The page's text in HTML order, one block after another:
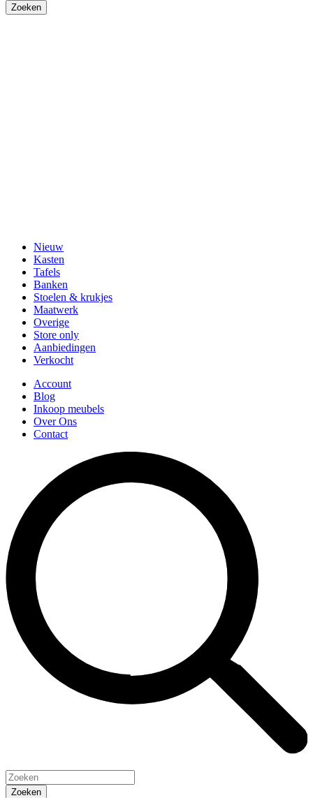
Nieuw
Kasten
Tafels
Banken
Stoelen & krukjes
Maatwerk
Overige
Store only
Aanbiedingen
Verkocht
Account
Blog
Inkoop meubels
Over Ons
Contact